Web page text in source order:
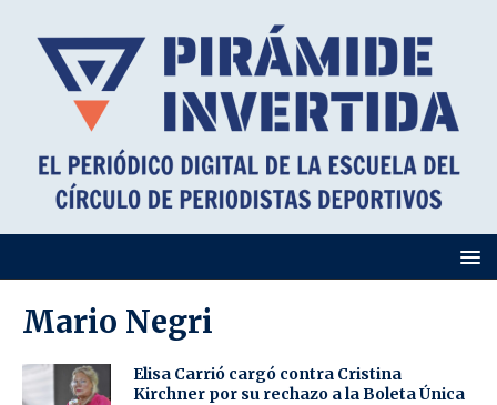
Mario Negri
Elisa Carrió cargó contra Cristina
Kirchner por su rechazo a la Boleta Única